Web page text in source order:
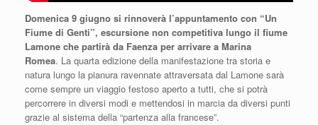
Domenica 9 giugno si rinnoverà l’appuntamento con “Un
Fiume di Genti”, escursione non competitiva lungo il fiume
Lamone che partirà da Faenza per arrivare a Marina
Romea. La quarta edizione della manifestazione tra storia e
natura lungo la pianura ravennate attraversata dal Lamone sarà
come sempre un viaggio festoso aperto a tutti, che si potrà
percorrere in diversi modi e mettendosi in marcia da diversi punti
grazie al sistema della “partenza alla francese”.